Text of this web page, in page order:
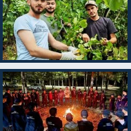
Eskişehir
Gaziantep
Giresun
Gümüşhane